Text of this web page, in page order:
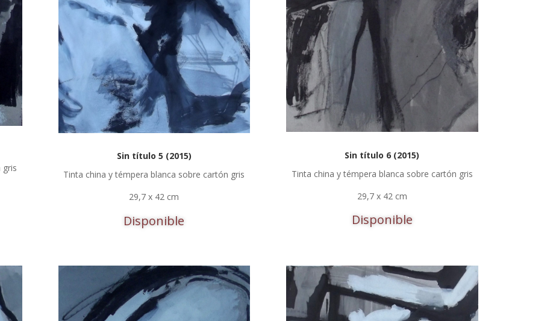
gris
Sin título 5 (2015)
Tinta china y témpera blanca sobre cartón gris
29,7 x 42 cm
Disponible
Sin título 6 (2015)
Tinta china y témpera blanca sobre cartón gris
29,7 x 42 cm
Disponible